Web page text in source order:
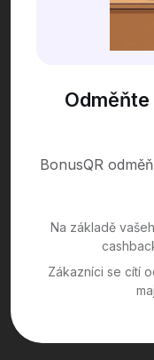
BonusQR
Na základě
Zákazníci se cítí